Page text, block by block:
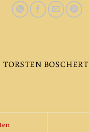
TORSTEN BOSCHERT